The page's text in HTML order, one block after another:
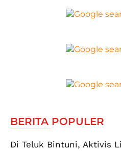
BERITA POPULER
Di Teluk Bintuni, Aktivis